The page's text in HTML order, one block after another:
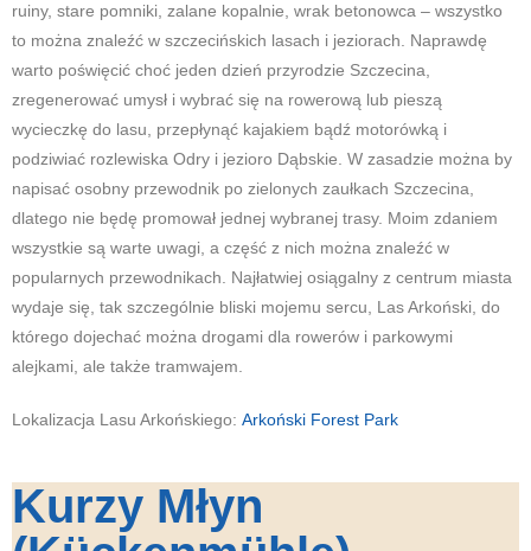
ruiny, stare pomniki, zalane kopalnie, wrak betonowca – wszystko
to można znaleźć w szczecińskich lasach i jeziorach. Naprawdę
warto poświęcić choć jeden dzień przyrodzie Szczecina,
zregenerować umysł i wybrać się na rowerową lub pieszą
wycieczkę do lasu, przepłynąć kajakiem bądź motorówką i
podziwiać rozlewiska Odry i jezioro Dąbskie. W zasadzie można by
napisać osobny przewodnik po zielonych zaułkach Szczecina,
dlatego nie będę promował jednej wybranej trasy. Moim zdaniem
wszystkie są warte uwagi, a część z nich można znaleźć w
popularnych przewodnikach. Najłatwiej osiągalny z centrum miasta
wydaje się, tak szczególnie bliski mojemu sercu, Las Arkoński, do
którego dojechać można drogami dla rowerów i parkowymi
alejkami, ale także tramwajem.
Lokalizacja Lasu Arkońskiego: Arkoński Forest Park
Kurzy Młyn